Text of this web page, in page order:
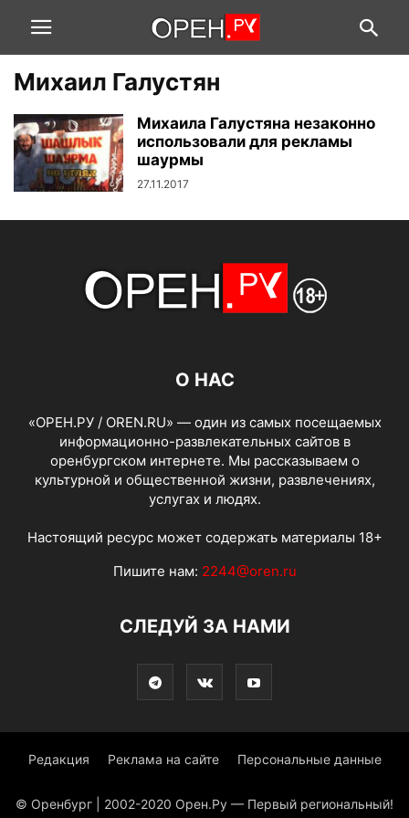
Михаил Галустян
Михаила Галустяна незаконно
использовали для рекламы
шаурмы
27.11.2017
О НАС
«ОРЕН.РУ / OREN.RU» — один из самых посещаемых
информационно-развлекательных сайтов в
оренбургском интернете. Мы рассказываем о
культурной и общественной жизни, развлечениях,
услугах и людях.
Настоящий ресурс может содержать материалы 18+
Пишите нам: 2244@oren.ru
СЛЕДУЙ ЗА НАМИ
Редакция Реклама на сайте Персональные данные
© Оренбург | 2002-2020 Орен.Ру — Первый региональный!